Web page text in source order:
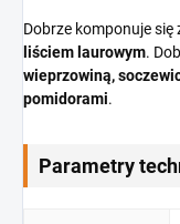
Dobrze komponuje się
liściem laurowym.
wieprzowiną,
pomidorami.
Parametry